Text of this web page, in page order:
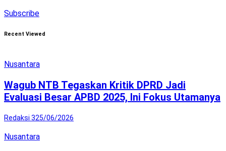
Subscribe
Recent Viewed
Nusantara
Wagub NTB Tegaskan Kritik DPRD Jadi
Evaluasi Besar APBD 2025, Ini Fokus Utamanya
Redaksi 325/06/2026
Nusantara